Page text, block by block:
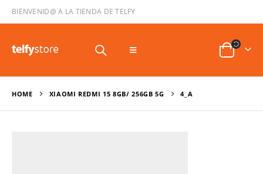
BIENVENID@ A LA TIENDA DE TELFY
HOME XIAOMI REDMI 15 8GB/ 256GB 5G 4_A